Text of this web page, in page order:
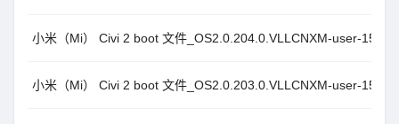
小米（Mi） Civi 2 boot 文件_OS2.0.204.0.VLLCNXM-user-15.0
小米（Mi） Civi 2 boot 文件_OS2.0.203.0.VLLCNXM-user-15.0